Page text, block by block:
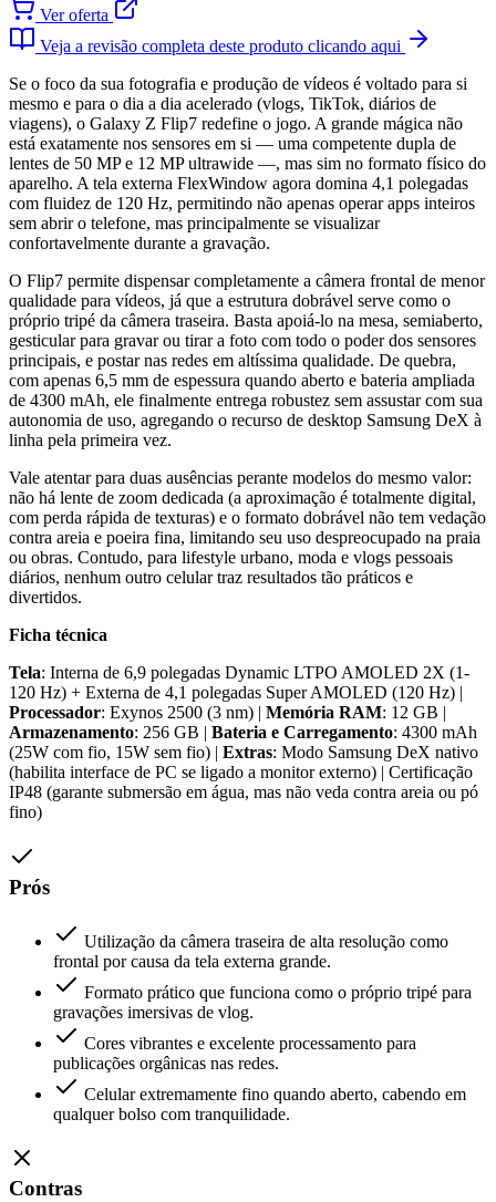
Ver oferta
Veja a revisão completa deste produto clicando aqui
Se o foco da sua fotografia e produção de vídeos é voltado para si
mesmo e para o dia a dia acelerado (vlogs, TikTok, diários de
viagens), o Galaxy Z Flip7 redefine o jogo. A grande mágica não
está exatamente nos sensores em si — uma competente dupla de
lentes de 50 MP e 12 MP ultrawide —, mas sim no formato físico do
aparelho. A tela externa FlexWindow agora domina 4,1 polegadas
com fluidez de 120 Hz, permitindo não apenas operar apps inteiros
sem abrir o telefone, mas principalmente se visualizar
confortavelmente durante a gravação.
O Flip7 permite dispensar completamente a câmera frontal de menor
qualidade para vídeos, já que a estrutura dobrável serve como o
próprio tripé da câmera traseira. Basta apoiá-lo na mesa, semiaberto,
gesticular para gravar ou tirar a foto com todo o poder dos sensores
principais, e postar nas redes em altíssima qualidade. De quebra,
com apenas 6,5 mm de espessura quando aberto e bateria ampliada
de 4300 mAh, ele finalmente entrega robustez sem assustar com sua
autonomia de uso, agregando o recurso de desktop Samsung DeX à
linha pela primeira vez.
Vale atentar para duas ausências perante modelos do mesmo valor:
não há lente de zoom dedicada (a aproximação é totalmente digital,
com perda rápida de texturas) e o formato dobrável não tem vedação
contra areia e poeira fina, limitando seu uso despreocupado na praia
ou obras. Contudo, para lifestyle urbano, moda e vlogs pessoais
diários, nenhum outro celular traz resultados tão práticos e
divertidos.
Ficha técnica
Tela: Interna de 6,9 polegadas Dynamic LTPO AMOLED 2X (1-
120 Hz) + Externa de 4,1 polegadas Super AMOLED (120 Hz) |
Processador: Exynos 2500 (3 nm) | Memória RAM: 12 GB |
Armazenamento: 256 GB | Bateria e Carregamento: 4300 mAh
(25W com fio, 15W sem fio) | Extras: Modo Samsung DeX nativo
(habilita interface de PC se ligado a monitor externo) | Certificação
IP48 (garante submersão em água, mas não veda contra areia ou pó
fino)
Prós
Utilização da câmera traseira de alta resolução como
frontal por causa da tela externa grande.
Formato prático que funciona como o próprio tripé para
gravações imersivas de vlog.
Cores vibrantes e excelente processamento para
publicações orgânicas nas redes.
Celular extremamente fino quando aberto, cabendo em
qualquer bolso com tranquilidade.
Contras